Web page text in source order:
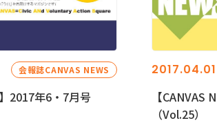
会報誌CANVAS NEWS
2017年6・7月号
2017.04.01
【CANVAS
（Vol.25）